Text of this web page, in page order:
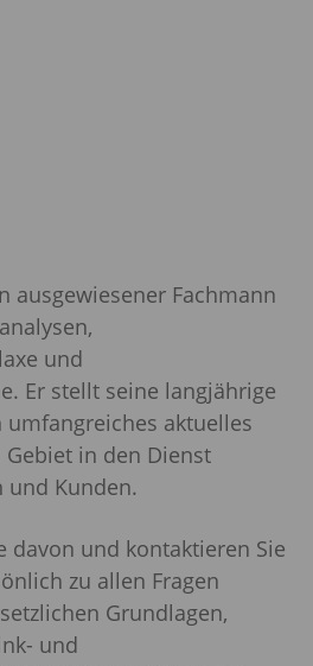
ausgewiesener Fachmann
und
Er stellt seine langjährige
umfangreiches aktuelles
in den Dienst
und Kunden.
davon und kontaktieren Sie
zu allen Fragen
Grundlagen,
und